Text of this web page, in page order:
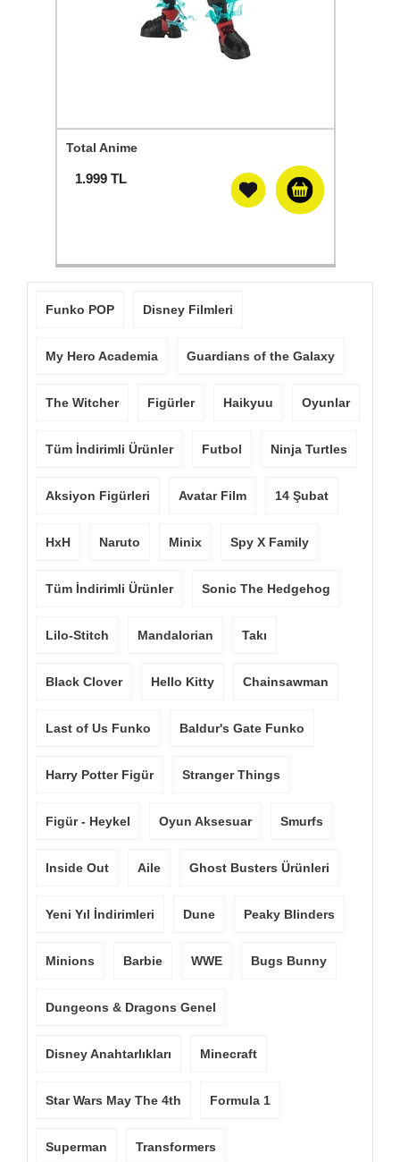
Total Anime
1.999TL
Funko POP Disney Filmleri
My Hero Academia Guardians of the Galaxy
The Witcher Figürler Haikyuu Oyunlar
Tüm İndirimli Ürünler Futbol Ninja Turtles
Aksiyon Figürleri Avatar Film 14 Şubat
HxH Naruto Minix Spy X Family
Tüm İndirimli Ürünler Sonic The Hedgehog
Lilo-Stitch Mandalorian Takı
Black Clover Hello Kitty Chainsawman
Last of Us Funko Baldur's Gate Funko
Harry Potter Figür Stranger Things
Figür - Heykel Oyun Aksesuar Smurfs
Inside Out Aile Ghost Busters Ürünleri
Yeni Yıl İndirimleri Dune Peaky Blinders
Minions Barbie WWE Bugs Bunny
Dungeons & Dragons Genel
Disney Anahtarlıkları Minecraft
Star Wars May The 4th Formula 1
Superman Transformers